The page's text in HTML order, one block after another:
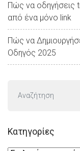
Πώς να οδηγήσεις
από ένα μόνο link
Πώς να
Οδηγός 2025
Kατηγορίες